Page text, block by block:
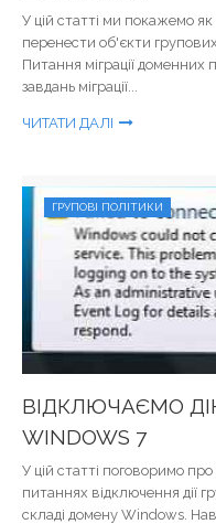
У цій статті ми покажемо
перенести об'єкти
Питання міграції доменних
завдань міграції...
ЧИТАТИ ДАЛІ
ГРУПОВІ ПОЛІТИКИ
ВІДКЛЮЧАЄМО
WINDOWS 7
У цій статті поговоримо
питаннях відключення дії
складі домену Windows.